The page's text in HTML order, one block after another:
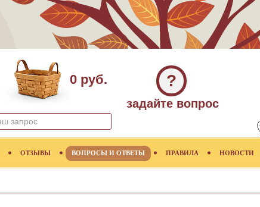
0 руб. ?
задайте вопрос
ОТЗЫВЫ ВОПРОСЫ И ОТВЕТЫ ПРАВИЛА НОВОСТИ